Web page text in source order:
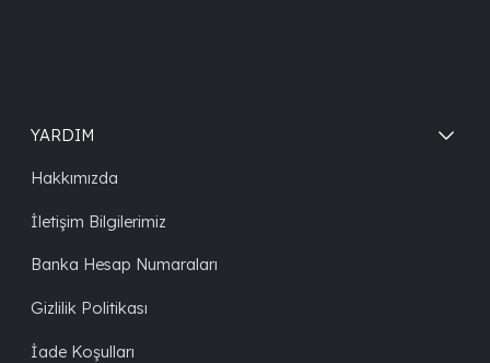
YARDIM
Hakkımızda
İletişim Bilgilerimiz
Banka Hesap Numaraları
Gizlilik Politikası
İade Koşulları